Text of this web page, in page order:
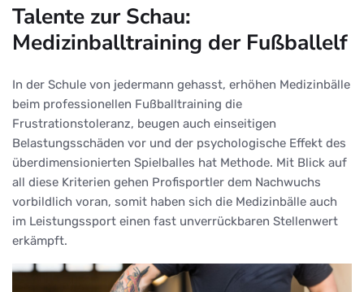
Talente zur Schau:
Medizinballtraining der Fußballelf
In der Schule von jedermann gehasst, erhöhen Medizinbälle
beim professionellen Fußballtraining die
Frustrationstoleranz, beugen auch einseitigen
Belastungsschäden vor und der psychologische Effekt des
überdimensionierten Spielballes hat Methode. Mit Blick auf
all diese Kriterien gehen Profisportler dem Nachwuchs
vorbildlich voran, somit haben sich die Medizinbälle auch
im Leistungssport einen fast unverrückbaren Stellenwert
erkämpft.